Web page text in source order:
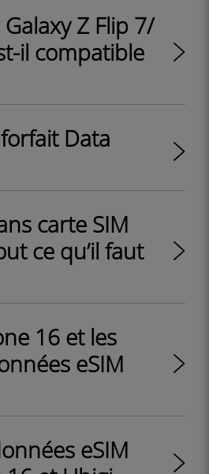
Z Flip 7/
il compatible
Data
carte SIM
ce qu’il faut
16 et les
eSIM
eSIM